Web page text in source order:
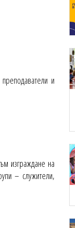
и
изграждане на
– служители,